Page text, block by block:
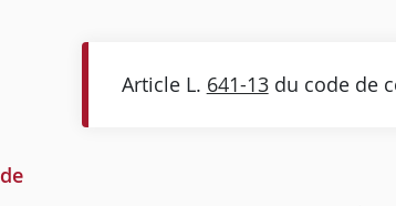
Article L. 641-13du code de